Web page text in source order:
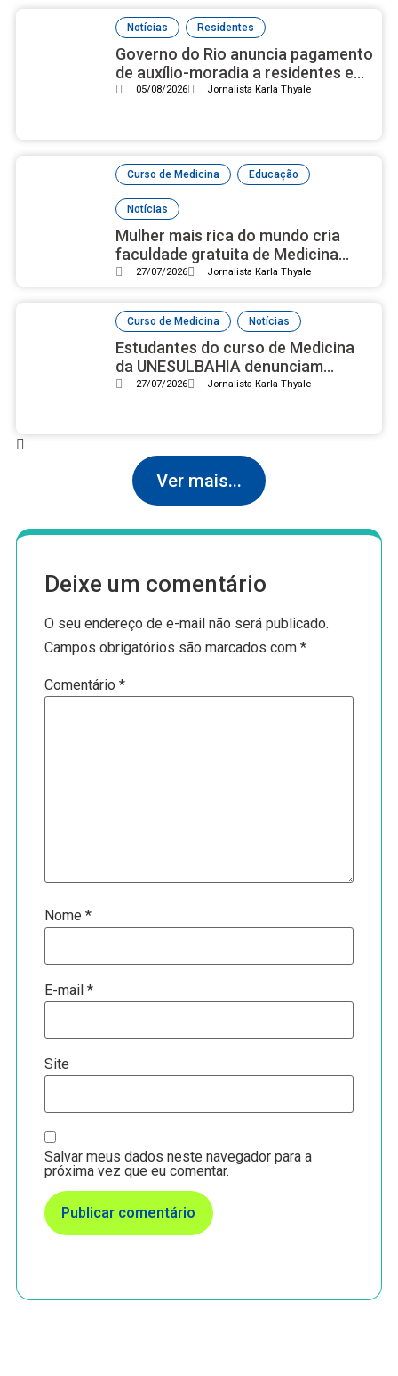
Notícias , Residentes
Governo do Rio anuncia pagamento
de auxílio-moradia a residentes em
setembro
05/08/2026 Jornalista Karla Thyale
Curso de Medicina , Educação
Notícias
Mulher mais rica do mundo cria
faculdade gratuita de Medicina
com campus luxuoso nos EUA
27/07/2026 Jornalista Karla Thyale
Curso de Medicina , Notícias
Estudantes do curso de Medicina
da UNESULBAHIA denunciam
assédio institucional e reprovações
27/07/2026 Jornalista Karla Thyale
Ver mais...
Deixe um comentário
O seu endereço de e-mail não será publicado.
Campos obrigatórios são marcados com*
Comentário*
Nome*
E-mail*
Site
Salvar meus dados neste navegador para a
próxima vez que eu comentar.